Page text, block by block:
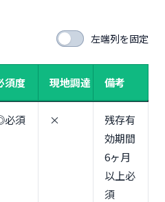
｜「Grab」「Google Maps」
本から持参すべきアイテム
サ日焼け止め」「ビオレUV」
「ムヒアルファEX」「フマキ
｜日本製ナプキンは必ず持参
ガポールのホテルはアメニテ
左端列を固定
須度 現地調達 備考
須 ×
残存有
効期間
6ヶ月
以上必
須